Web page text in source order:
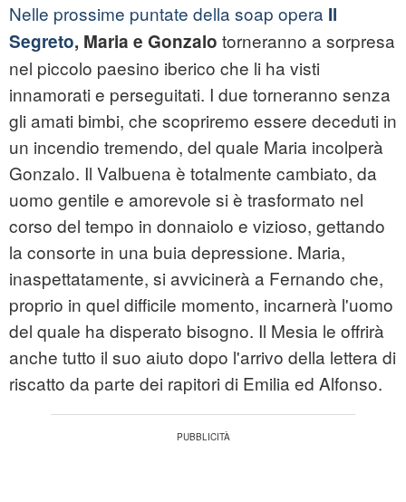
Nelle prossime puntate della soap opera Il
Segreto, Maria e Gonzalo torneranno a sorpresa
nel piccolo paesino iberico che li ha visti
innamorati e perseguitati. I due torneranno senza
gli amati bimbi, che scopriremo essere deceduti in
un incendio tremendo, del quale Maria incolperà
Gonzalo. Il Valbuena è totalmente cambiato, da
uomo gentile e amorevole si è trasformato nel
corso del tempo in donnaiolo e vizioso, gettando
la consorte in una buia depressione. Maria,
inaspettatamente, si avvicinerà a Fernando che,
proprio in quel difficile momento, incarnerà l'uomo
del quale ha disperato bisogno. Il Mesia le offrirà
anche tutto il suo aiuto dopo l'arrivo della lettera di
riscatto da parte dei rapitori di Emilia ed Alfonso.